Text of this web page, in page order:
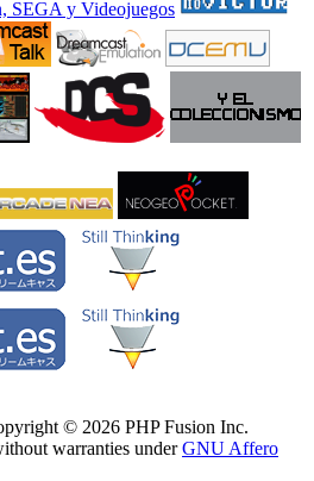
© 2026 PHP Fusion Inc.
warranties underGNU Affero